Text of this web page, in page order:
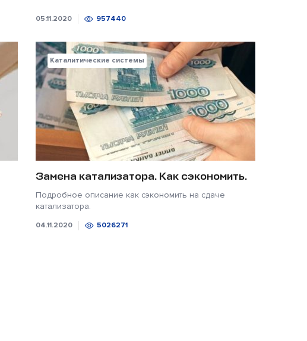
05.11.2020 957440
Каталитические системы
Замена катализатора. Как сэкономить.
Подробное описание как сэкономить на сдаче
катализатора.
04.11.2020 5026271